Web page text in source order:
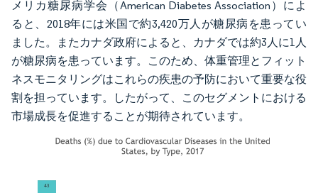
メリカ糖尿病学会（American Diabetes Association）によ
ると、2018年には米国で約3,420万人が糖尿病を患ってい
ました。またカナダ政府によると、カナダでは約3人に1人
が糖尿病を患っています。このため、体重管理とフィット
ネスモニタリングはこれらの疾患の予防において重要な役
割を担っています。したがって、このセグメントにおける
市場成長を促進することが期待されています。